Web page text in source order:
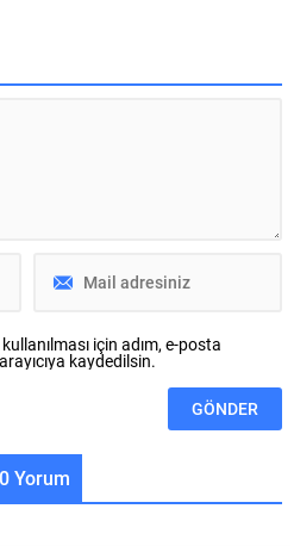
dengelenmesi ve kentsel
için adım, e-posta
kaydedilsin.
Yorum